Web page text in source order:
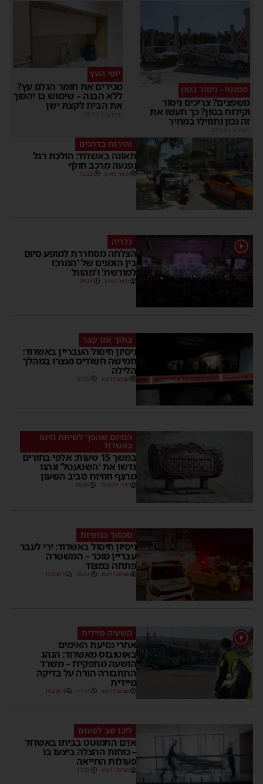
סמנטו - ניסור בטון
משפצים? צריכים ניסור
וקידוח בטון? כך תעשו את
זה נכון ותוזילו במחיר
מקודם
יופי העץ
מכירים את חומר הגלם עץ?
ללא הבנה – שימוש בו יהפוך
את הבית לקצת ישן
מקודם
זהירות בדרכים
תאונה באשדוד: הולכת רגל
נפגעה מרכב חולף
משה קאהן 12:22
1 גלריה
הצלחה מסחררת למופע סיום
בין הזמנים של 'המרכז
למורשת' ו'מהות'
משה קאהן 09:34
בתוך זמן קצר
ניסיון חיסול העבריין באשדוד:
חמישה חשודים נעצרו במהלך
הלילה
מנחם דויטש 07:35
המיזם שהפך לשיחת היום
באשדוד
במשך 15 שעות: אלפי בחורים
גדשו את 'השטעטל' ונהנו
מרצף חוויות סביב השעון
יוסי יחזקאלי 06:59
סכסוך כנופיות
ניסיון חיסול באשדוד: ירי לעבר
עבריין מוכר – המשטרה
פתחה במצוד
מנחם דויטש 06:54 1 תגובות
1 השעיה מיידית
אחרי נסיעת האימים
באוטובוס מאשדוד: הנהג
הושעה מתפקידו – משרד
התחבורה הורה על בדיקה
מיידית
מנחם דויטש 17:44 4 תגובות
ליבו שב לפעום
אדם התמוטט בביתו באשדוד
– כוחות ההצלה ביצעו בו
פעולות החייאה
מנחם דויטש 17:35